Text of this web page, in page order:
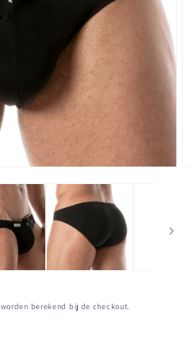
worden berekend bij de checkout.